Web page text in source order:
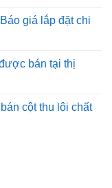
giá lắp đặt chi
bán tại thị
cột thu lôi chất